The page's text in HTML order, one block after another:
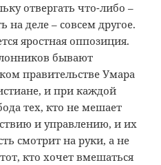
отвергать что-либо –
на деле – совсем другое.
яростная оппозиция.
бывают
правительстве Умара
и при каждой
тех, кто не мешает
и управлению, и их
смотрит на руки, а не
кто хочет вмешаться